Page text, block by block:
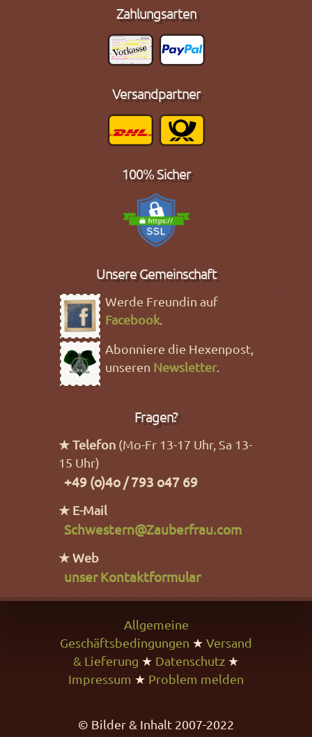
Zahlungsarten
Versandpartner
100% Sicher
Unsere Gemeinschaft
Werde Freundin auf
Facebook.
Abonniere die Hexenpost,
unseren Newsletter.
Fragen?
★ Telefon (Mo-Fr 13-17 Uhr, Sa 13-
15 Uhr)
+49 (o)4o / 793 o47 69
★ E-Mail
Schwestern@Zauberfrau.com
★ Web
unser Kontaktformular
Allgemeine
Geschäftsbedingungen ★ Versand
& Lieferung ★ Datenschutz ★
Impressum ★ Problem melden
© Bilder & Inhalt 2007-2022